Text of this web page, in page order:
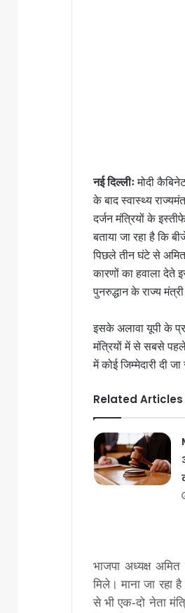
नई दिल्लीःमोदी
के बाद स्वास्थ्य
दर्जन मंत्रियों के
बताया जा रहा है कि
पिछले तीन घंटे से
कारणों का हवाला
पुनरुद्धान के राज्य
इसके अलावा यूपी के
मंत्रियों में से सबसे
में कोई जिम्मेदारी दी
Related Articles
भाजपा अध्‍यक्ष
म‍िले। माना जा रहा
से भी एक-दो नेता